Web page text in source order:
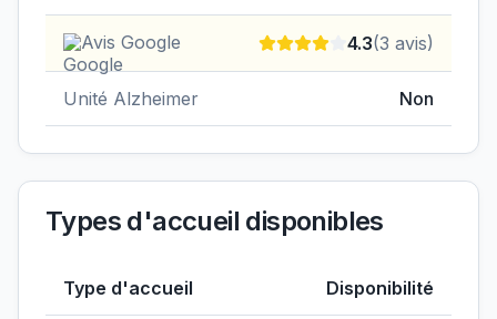
Avis Google 4.3(3 avis)
Unité Alzheimer Non
Types d'accueil disponibles
Type d'accueil Disponibilité